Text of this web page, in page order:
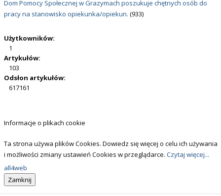
Dom Pomocy Społecznej w Grazymach poszukuje chętnych osób do
pracy na stanowisko opiekunka/opiekun. (933)
Użytkowników:
1
Artykułów:
103
Odsłon artykułów:
617161
Informacje o plikach cookie
Ta strona używa plików Cookies. Dowiedz się więcej o celu ich używania
i możliwości zmiany ustawień Cookies w przeglądarce. Czytaj więcej...
all4web